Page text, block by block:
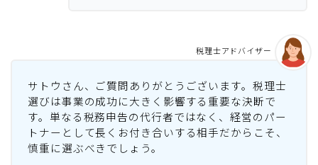
サトウさん、ご質問ありがとうございます。税理士
選びは事業の成功に大きく影響する重要な決断で
す。単なる税務申告の代行者ではなく、経営のパー
トナーとして長くお付き合いする相手だからこそ、
慎重に選ぶべきでしょう。
税理士アドバイザー